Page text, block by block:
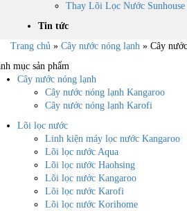
Thay Lõi Lọc Nước Sunhouse
Tin tức
Trang chủ » Cây nước nóng lạnh » Cây
mục sản phẩm
Cây nước nóng lạnh
Cây nước nóng lạnh Kangaroo
Cây nước nóng lạnh Karofi
Lõi lọc nước
Linh kiện máy lọc nước Kangaroo
Lõi lọc nước Aqua
Lõi lọc nước Haohsing
Lõi lọc nước Kangaroo
Lõi lọc nước Karofi
Lõi lọc nước Korihome